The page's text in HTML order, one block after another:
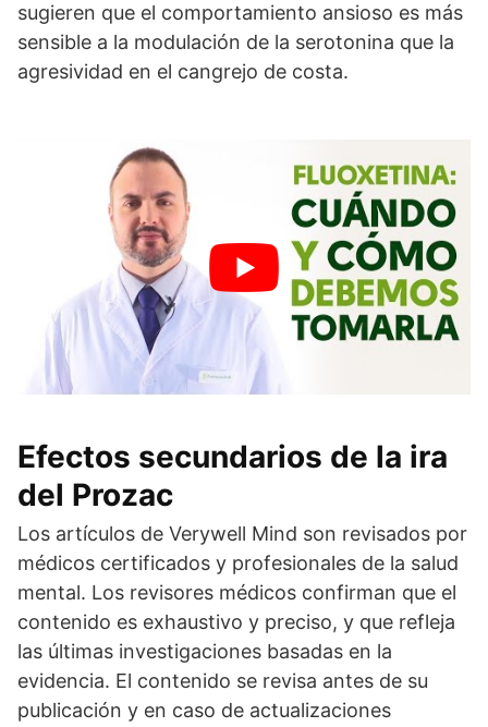
sugieren que el comportamiento ansioso es más
sensible a la modulación de la serotonina que la
agresividad en el cangrejo de costa.
Efectos secundarios de la ira
del Prozac
Los artículos de Verywell Mind son revisados por
médicos certificados y profesionales de la salud
mental. Los revisores médicos confirman que el
contenido es exhaustivo y preciso, y que refleja
las últimas investigaciones basadas en la
evidencia. El contenido se revisa antes de su
publicación y en caso de actualizaciones